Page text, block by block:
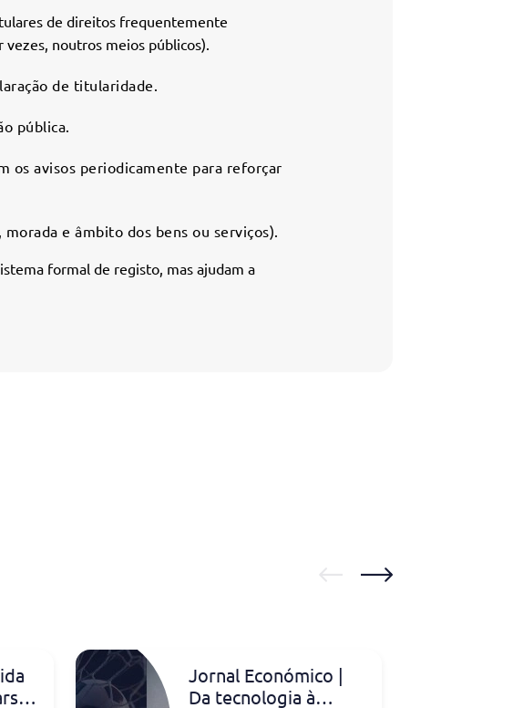
de direitos frequentemente
noutros meios públicos).
de titularidade.
pública.
os avisos periodicamente para reforçar
e âmbito dos bens ou serviços).
formal de registo, mas ajudam a
Jornal Económico |
Da tecnologia à